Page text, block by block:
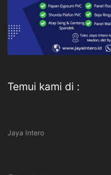
Temui kami di :
Jaya Intero